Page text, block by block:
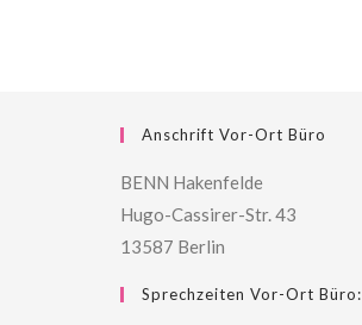
Anschrift Vor-Ort Büro
BENN Hakenfelde
Hugo-Cassirer-Str. 43
13587 Berlin
Sprechzeiten Vor-Ort Büro: